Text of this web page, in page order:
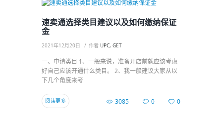
速卖通选择类目建议以及如何缴纳保证
金
2021年12月20日 作者 UPC, GET
一、申请类目 1、一般来说，准备开店前就应该考虑
好自己应该开通什么类目。 2、我一般建议大家从以
下几个角度来考
阅读更多 3085 0 0